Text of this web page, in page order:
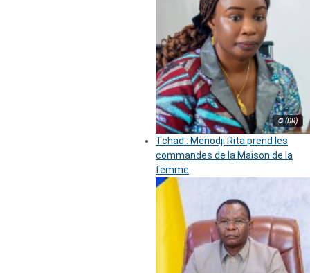
© (DR)
Tchad : Menodji Rita prend les
commandes de la Maison de la
femme